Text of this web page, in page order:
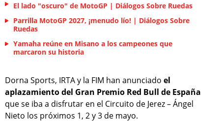
El lado "oscuro" de MotoGP | Diálogos Sobre Ruedas
Parrilla MotoGP 2027, ¡menudo lío! | Diálogos Sobre
Ruedas
Yamaha reúne en Misano a los campeones que
marcaron su historia
Dorna Sports, IRTA y la FIM han anunciado el
aplazamiento del Gran Premio Red Bull de España
que se iba a disfrutar en el Circuito de Jerez – Ángel
Nieto los próximos 1, 2 y 3 de mayo.